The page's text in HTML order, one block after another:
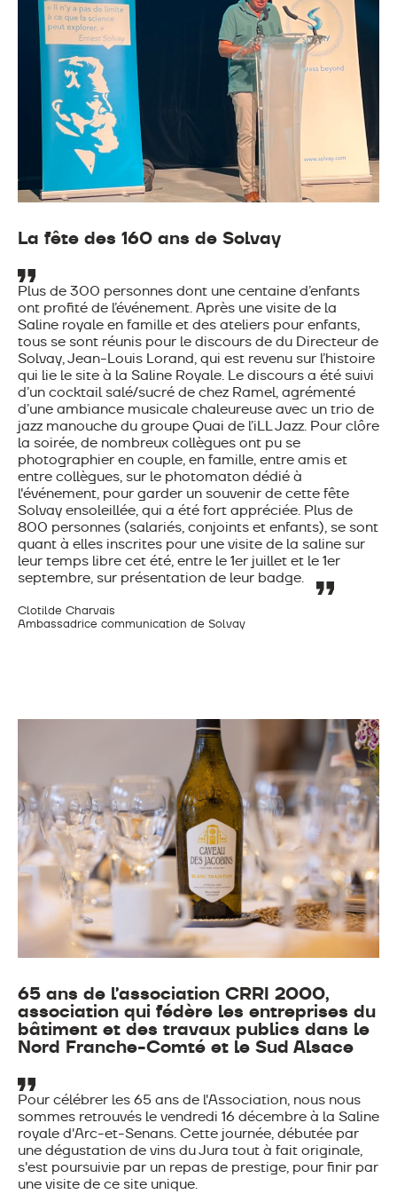
La fête des 160 ans de Solvay
Plus de 300 personnes dont une centaine d’enfants
ont profité de l’événement.Après une visite de la
Saline royale en famille et des ateliers pour enfants,
tous se sont réunis pour le discours de du Directeur de
Solvay, Jean-Louis Lorand, qui est revenu sur l’histoire
qui lie le site à la Saline Royale. Le discours a été suivi
d’un cocktail salé/sucré de chez Ramel, agrémenté
d’une ambiance musicale chaleureuse avec un trio de
jazz manouche du groupe Quai de l’iLL Jazz. Pour clôre
la soirée, de nombreux collègues ont pu se
photographier en couple, en famille, entre amis et
entre collègues, sur le photomaton dédié à
l'événement, pour garder un souvenir de cette fête
Solvay ensoleillée, qui a été fort appréciée. Plus de
800 personnes (salariés, conjoints et enfants), se sont
quant à elles inscrites pour une visite de la saline sur
leur temps libre cet été, entre le 1er juillet et le 1er
septembre, sur présentation de leur badge.
Clotilde Charvais
Ambassadrice communication de Solvay
65 ans de l’association CRRI 2000,
association qui fédère les entreprises du
bâtiment et des travaux publics dans le
Nord Franche-Comté et le Sud Alsace
Pour célébrer les 65 ans de l'Association, nous nous
sommes retrouvés le vendredi 16 décembre à la Saline
royale d'Arc-et-Senans. Cette journée, débutée par
une dégustation de vins du Jura tout à fait originale,
s'est poursuivie par un repas de prestige, pour finir par
une visite de ce site unique.